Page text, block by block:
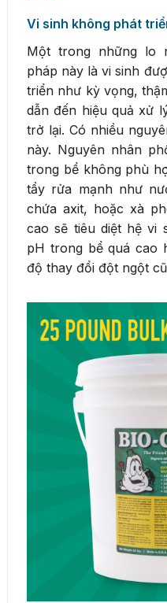
Vi sinh không phát
Một trong những lo
pháp này là vi sinh
triển như kỳ vọng,
dẫn đến hiệu quả xử
trở lại. Có nhiều
này. Nguyên nhân
trong bể không phù
tẩy rửa mạnh như
chứa axit, hoặc xà
cao sẽ tiêu diệt hệ vi
pH trong bể quá cao
độ thay đổi đột ngột